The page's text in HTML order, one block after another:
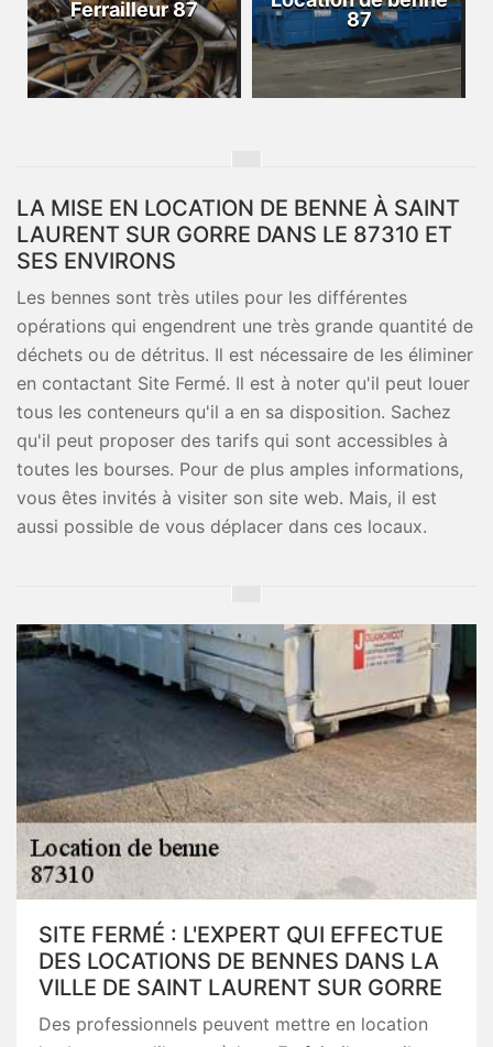
Ferrailleur 87
87
LA MISE EN LOCATION DE BENNE À SAINT
LAURENT SUR GORRE DANS LE 87310 ET
SES ENVIRONS
Les bennes sont très utiles pour les différentes
opérations qui engendrent une très grande quantité de
déchets ou de détritus. Il est nécessaire de les éliminer
en contactant Site Fermé. Il est à noter qu'il peut louer
tous les conteneurs qu'il a en sa disposition. Sachez
qu'il peut proposer des tarifs qui sont accessibles à
toutes les bourses. Pour de plus amples informations,
vous êtes invités à visiter son site web. Mais, il est
aussi possible de vous déplacer dans ces locaux.
SITE FERMÉ : L'EXPERT QUI EFFECTUE
DES LOCATIONS DE BENNES DANS LA
VILLE DE SAINT LAURENT SUR GORRE
Des professionnels peuvent mettre en location